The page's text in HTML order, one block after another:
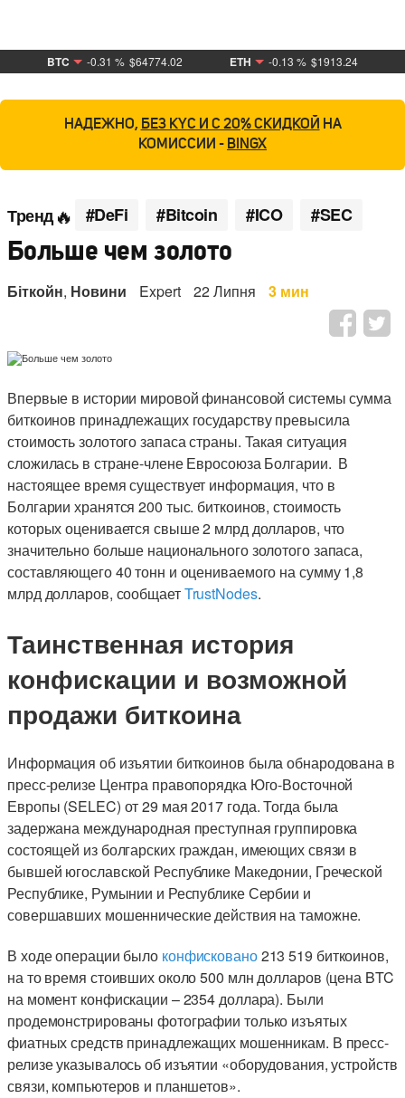
BTC -0.31 % $64774.02 ETH -0.13 % $1913.24
НАДЕЖНО, БЕЗ KYC И С 20% СКИДКОЙ НА
КОМИССИИ - BINGX
Тренд #DeFi #Bitcoin #ICO #SEC
Больше чем золото
Біткойн, Новини Expert 22 Липня 3 мин
Впервые в истории мировой финансовой системы сумма
биткоинов принадлежащих государству превысила
стоимость золотого запаса страны. Такая ситуация
сложилась в стране-члене Евросоюза Болгарии. В
настоящее время существует информация, что в
Болгарии хранятся 200 тыс. биткоинов, стоимость
которых оценивается свыше 2 млрд долларов, что
значительно больше национального золотого запаса,
составляющего 40 тонн и оцениваемого на сумму 1,8
млрд долларов, сообщаетTrustNodes.
Таинственная история
конфискации и возможной
продажи биткоина
Информация об изъятии биткоинов была обнародована в
пресс-релизе Центра правопорядка Юго-Восточной
Европы (SELEC) от 29 мая 2017 года. Тогда была
задержана международная преступная группировка
состоящей из болгарских граждан, имеющих связи в
бывшей югославской Республике Македонии, Греческой
Республике, Румынии и Республике Сербии и
совершавших мошеннические действия на таможне.
В ходе операции было конфисковано213 519 биткоинов,
на то время стоивших около 500 млн долларов (цена BTC
на момент конфискации – 2354 доллара). Были
продемонстрированы фотографии только изъятых
фиатных средств принадлежащих мошенникам. В пресс-
релизе указывалось об изъятии «оборудования, устройств
связи, компьютеров и планшетов».